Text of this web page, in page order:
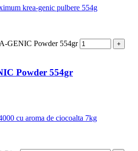
GENIC Powder 554gr
Powder 554gr